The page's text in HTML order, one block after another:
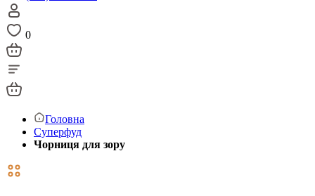
0
Головна
Суперфуд
Чорниця для зору